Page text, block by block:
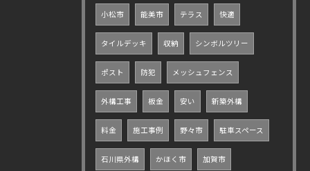
小松市 能美市 テラス 快適
タイルデッキ 収納 シンボルツリー
ポスト 防犯 メッシュフェンス
外構工事 板金 安い 新築外構
料金 施工事例 野々市 駐車スペース
石川県外構 かほく市 加賀市